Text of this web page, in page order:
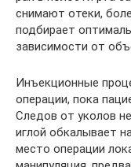
снимают отеки,
подбирает
зависимости от
Инъекционные
операции, пока
Следов от уколов
иглой обкалывает
место операции